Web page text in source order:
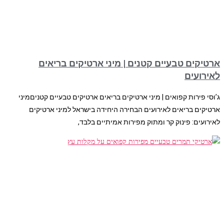
ארטיקים טבעיים קטנים | מיני ארטיקים בריאים
לאירועים
ג’וסי פירות קפואים | מיני ארטיקים בריאים ארטיקים טבעיים קטניםמיני
ארטיקים בריאים לאירועים הבחירה היחידה בישראל למיני ארטיקים
לאירועים: פינוק קר ומתוק מפירות אמיתיים בלבד,